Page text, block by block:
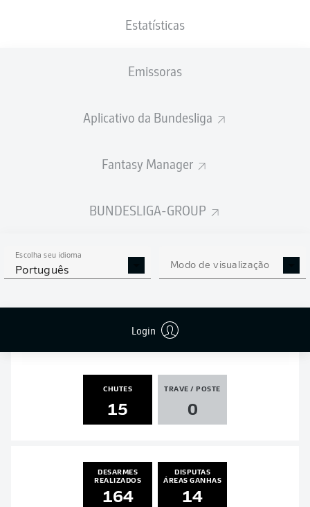
Estatísticas
Emissoras
Aplicativo da Bundesliga
Fantasy Manager
BUNDESLIGA-GROUP
Escolha seu idioma
Português Modo de visualização
Login
ESTATÍSTICAS DA
TEMPORADA 2025/2026
GOLS ASSISTÊNCIAS PÊNALTIS
CHUTES
15
TRAVE / POSTE
0
DESARMES
REALIZADOS
164
DISPUTAS
ÁREAS GANHAS
14